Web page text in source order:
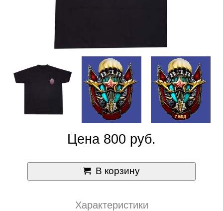
Цена 800 руб.
В корзину
Характеристики